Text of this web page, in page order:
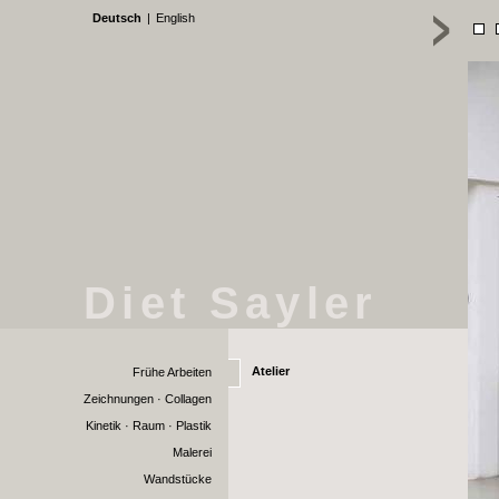
Diet Sayler
Frühe Arbeiten
Zeichnungen · Collagen
Kinetik · Raum · Plastik
Malerei
Wandstücke
Atelier
Deutsch | English